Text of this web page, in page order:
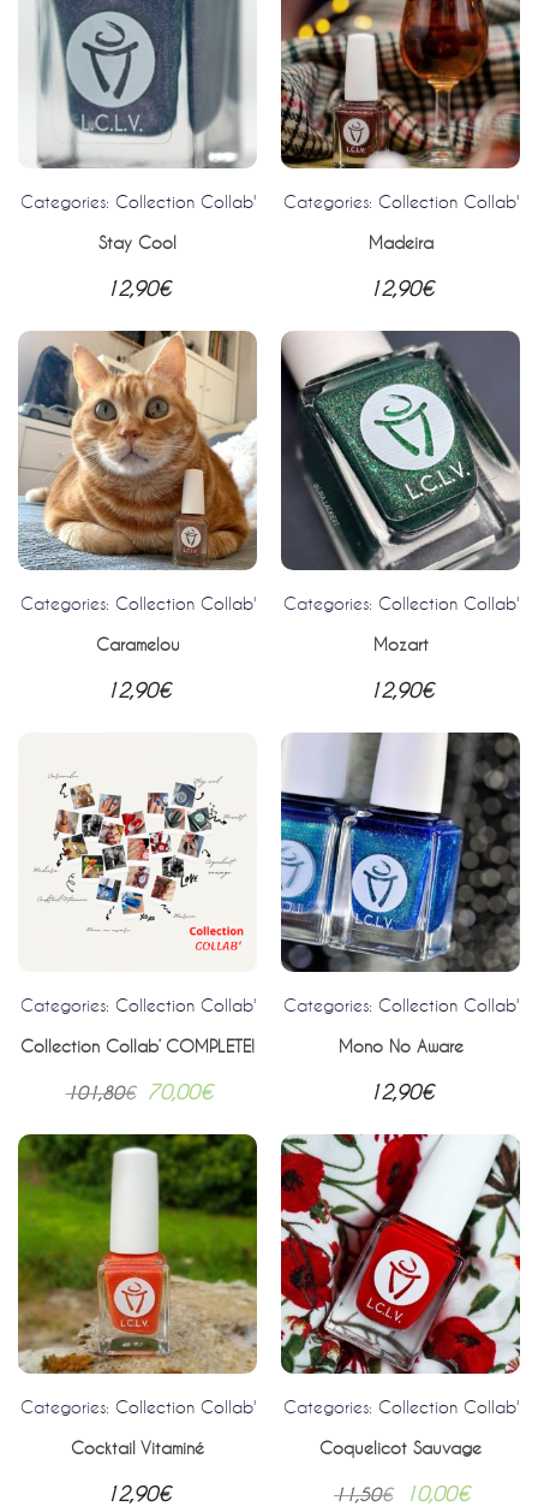
Categories: Collection Collab'
Stay Cool
12,90€
Categories: Collection Collab'
Madeira
12,90€
Categories: Collection Collab'
Caramelou
12,90€
Categories: Collection Collab'
Mozart
12,90€
Categories: Collection Collab'
Collection Collab’ COMPLETE!
101,80€ 70,00€
Categories: Collection Collab'
Mono No Aware
12,90€
Categories: Collection Collab'
Cocktail Vitaminé
12,90€
Categories: Collection Collab'
Coquelicot Sauvage
11,50€ 10,00€